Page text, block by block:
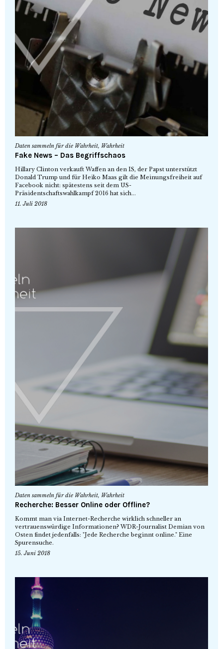
Daten sammeln für die Wahrheit, Wahrheit
Fake News – Das Begriffschaos
Hillary Clinton verkauft Waffen an den IS, der Papst unterstützt
Donald Trump und für Heiko Maas gilt die Meinungsfreiheit auf
Facebook nicht: spätestens seit dem US-
Präsidentschaftswahlkampf 2016 hat sich...
11. Juli 2018
Daten sammeln für die Wahrheit, Wahrheit
Recherche: Besser Online oder Offline?
Kommt man via Internet-Recherche wirklich schneller an
vertrauenswürdige Informationen? WDR-Journalist Demian von
Osten findet jedenfalls: "Jede Recherche beginnt online." Eine
Spurensuche.
15. Juni 2018